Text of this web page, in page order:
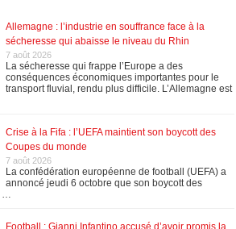
Allemagne : l’industrie en souffrance face à la
sécheresse qui abaisse le niveau du Rhin
7 août 2026
La sécheresse qui frappe l’Europe a des
conséquences économiques importantes pour le
transport fluvial, rendu plus difficile. L’Allemagne est
Crise à la Fifa : l’UEFA maintient son boycott des
Coupes du monde
7 août 2026
La confédération européenne de football (UEFA) a
annoncé jeudi 6 octobre que son boycott des
…
Football : Gianni Infantino accusé d’avoir promis la